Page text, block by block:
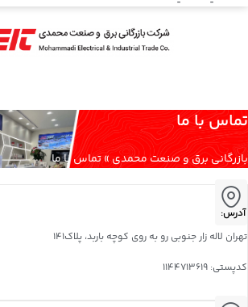
تماس با ما
بازرگانی برق و صنعت محمدی»تماس با ما
آدرس:
تهران لاله زار جنوبی رو به روی کوچه باربد، پلاک۱۴۱
کدپستی: 1144713619